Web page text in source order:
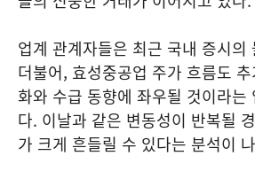
업계 관계자들은 최근 국내 증시의
더불어, 효성중공업 주가 흐름도
화와 수급 동향에 좌우될 것이라는
다. 이날과 같은 변동성이 반복될
가 크게 흔들릴 수 있다는 분석이